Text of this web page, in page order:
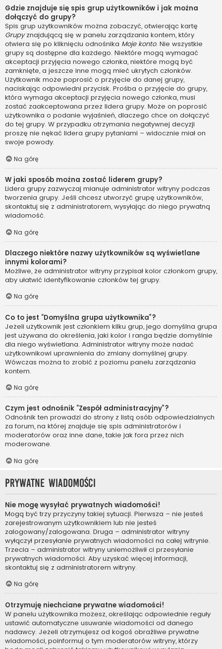
Gdzie znajduje się spis grup użytkowników i jak można
dołączyć do grupy?
Spis grup użytkowników można zobaczyć, otwierając kartę
Grupyznajdującą się w panelu zarządzania kontem, który
otwiera się po kliknięciu odnośnika Moje konto. Nie wszystkie
grupy są dostępne dla każdego. Niektóre mogą wymagać
akceptacji przyjęcia nowego członka, niektóre mogą być
zamknięte, a jeszcze inne mogą mieć ukrytych członków.
Użytkownik może poprosić o przyjęcie do danej grupy,
naciskając odpowiedni przycisk. Prośba o przyjęcie do grupy,
która wymaga akceptacji przyjęcia nowego członka, musi
zostać zaakceptowana przez lidera grupy. Może on poprosić
użytkownika o podanie wyjaśnień, dlaczego chce on dołączyć
do tej grupy. W przypadku otrzymania negatywnej decyzji
proszę nie nękać lidera grupy pytaniami – widocznie miał on
swoje powody.
Na górę
W jaki sposób można zostać liderem grupy?
Lidera grupy zazwyczaj mianuje administrator witryny podczas
tworzenia grupy. Jeśli chcesz utworzyć grupę użytkowników,
skontaktuj się z administratorem, wysyłając do niego prywatną
wiadomość.
Na górę
Dlaczego niektóre nazwy użytkowników są wyświetlane
innymi kolorami?
Możliwe, że administrator witryny przypisał kolor członkom grupy,
aby ułatwić identyfikowanie członków tej grupy.
Na górę
Co to jest “Domyślna grupa użytkownika”?
Jeżeli użytkownik jest członkiem kilku grup, jego domyślna grupa
jest używana do określenia, jaki kolor i ranga będzie domyślnie
dla niego wyświetlana. Administrator witryny może nadać
użytkownikowi uprawnienia do zmiany domyślnej grupy.
Wówczas można to zrobić z poziomu panelu zarządzania
kontem.
Na górę
Czym jest odnośnik “Zespół administracyjny”?
Odnośnik ten prowadzi do strony z listą osób odpowiedzialnych
za forum, na której znajduje się spis administratorów i
moderatorów oraz inne dane, takie jak fora przez nich
moderowane.
Na górę
Prywatne wiadomości
Nie mogę wysyłać prywatnych wiadomości!
Mogą być trzy przyczyny takiej sytuacji. Pierwsza – nie jesteś
zarejestrowanym użytkownikiem lub nie jesteś
zalogowany/zalogowana. Druga – administrator witryny
wyłączył przesyłanie prywatnych wiadomości na całej witrynie.
Trzecia – administrator witryny uniemożliwił ci przesyłanie
prywatnych wiadomości. Aby uzyskać więcej informacji,
skontaktuj się z administratorem witryny.
Na górę
Otrzymuję niechciane prywatne wiadomości!
W panelu użytkownika możesz, określając odpowiednie reguły
ustawić automatyczne usuwanie wiadomości od danego
nadawcy. Jeżeli otrzymujesz od kogoś obraźliwe prywatne
wiadomości, poinformuj o tym moderatorów witryny, którzy